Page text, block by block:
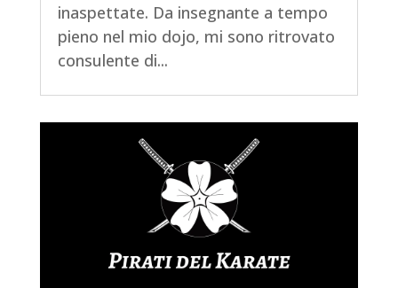
inaspettate. Da insegnante a tempo
pieno nel mio dojo, mi sono ritrovato
consulente di...